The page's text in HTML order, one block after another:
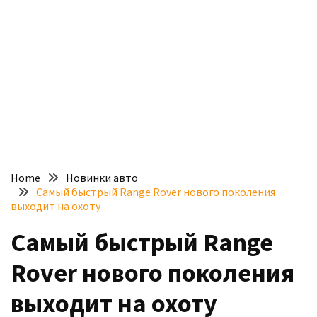
шукати
“як
злити
бензин”
Scania
Home
Новинки авто
Самый быстрый Range Rover нового поколения
выходит на охоту
Самый быстрый Range
Rover нового поколения
выходит на охоту